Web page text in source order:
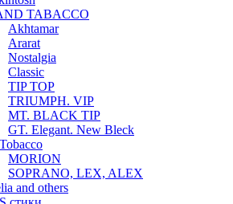
TABACCO
Akhtamar
Ararat
Nostalgia
Classic
TIP TOP
TRIUMPH. VIP
MT. BLACK TIP
GT. Elegant. New Bleck
MORION
SOPRANO, LEX, ALEX
and others